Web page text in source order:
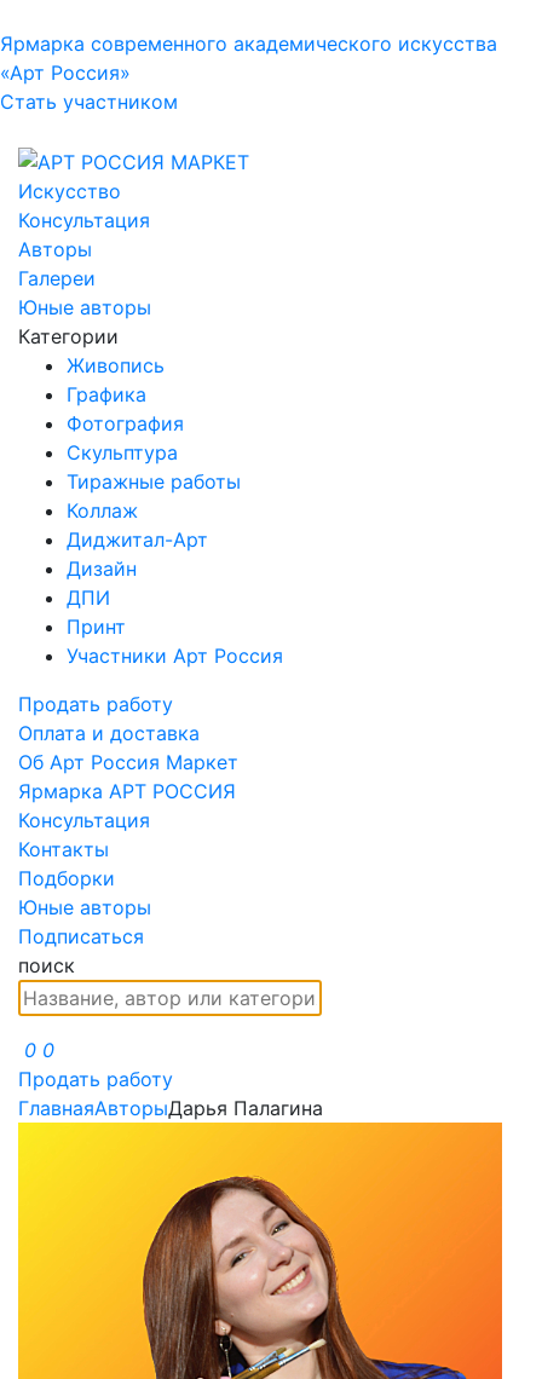
Ярмарка современного академического искусства
«Арт Россия»
Стать участником
Искусство
Консультация
Авторы
Галереи
Юные авторы
Категории
Живопись
Графика
Фотография
Скульптура
Тиражные работы
Коллаж
Диджитал-Арт
Дизайн
ДПИ
Принт
Участники Арт Россия
Продать работу
Оплата и доставка
Об Арт Россия Маркет
Ярмарка АРТ РОССИЯ
Консультация
Контакты
Подборки
Юные авторы
Подписаться
поиск
0 0
Продать работу
ГлавнаяАвторыДарья Палагина